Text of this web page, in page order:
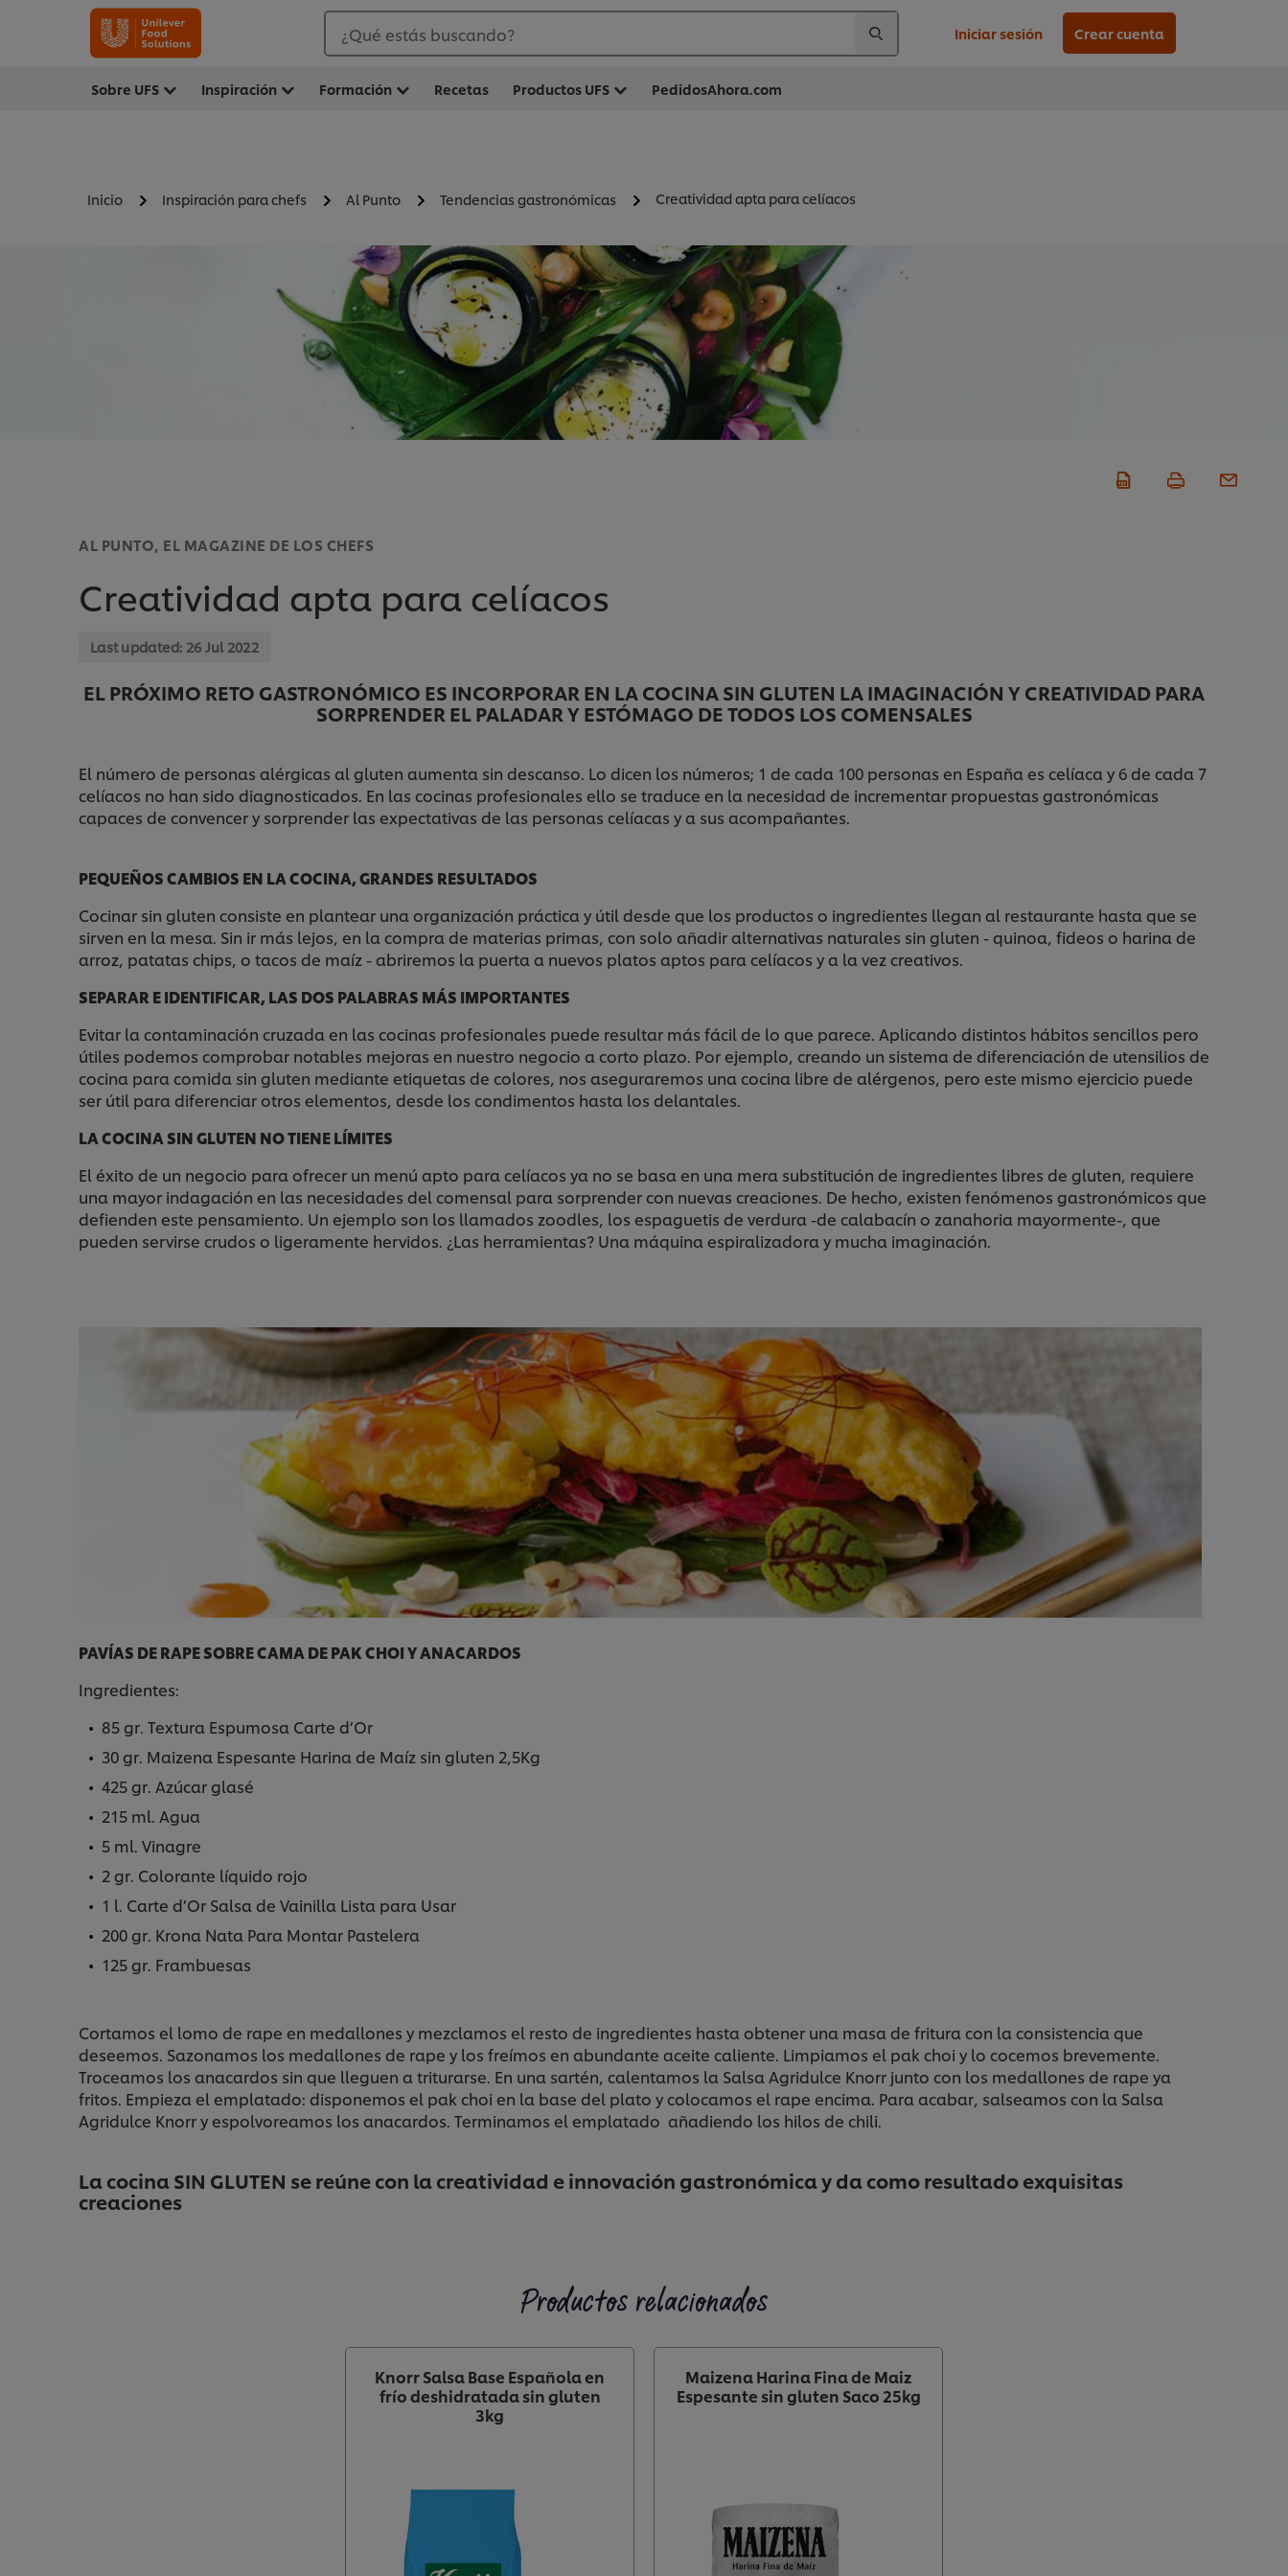
¿Qué estás buscando? Iniciar sesión Crear cuenta
Sobre UFS Inspiración Formación Recetas Productos UFS PedidosAhora.com
Inicio Inspiración para chefs Al Punto Tendencias gastronómicas Creatividad apta para celíacos
AL PUNTO, EL MAGAZINE DE LOS CHEFS
Creatividad apta para celíacos
Last updated: 26 Jul 2022
EL PRÓXIMO RETO GASTRONÓMICO ES INCORPORAR EN LA COCINA SIN GLUTEN LA IMAGINACIÓN Y CREATIVIDAD PARA
SORPRENDER EL PALADAR Y ESTÓMAGO DE TODOS LOS COMENSALES
El número de personas alérgicas al gluten aumenta sin descanso. Lo dicen los números; 1 de cada 100 personas en España es celíaca y 6 de cada 7
celíacos no han sido diagnosticados. En las cocinas profesionales ello se traduce en la necesidad de incrementar propuestas gastronómicas
capaces de convencer y sorprender las expectativas de las personas celíacas y a sus acompañantes.
PEQUEÑOS CAMBIOS EN LA COCINA, GRANDES RESULTADOS
Cocinar sin gluten consiste en plantear una organización práctica y útil desde que los productos o ingredientes llegan al restaurante hasta que se
sirven en la mesa. Sin ir más lejos, en la compra de materias primas, con solo añadir alternativas naturales sin gluten - quinoa, fideos o harina de
arroz, patatas chips, o tacos de maíz - abriremos la puerta a nuevos platos aptos para celíacos y a la vez creativos.
SEPARAR E IDENTIFICAR, LAS DOS PALABRAS MÁS IMPORTANTES
Evitar la contaminación cruzada en las cocinas profesionales puede resultar más fácil de lo que parece. Aplicando distintos hábitos sencillos pero
útiles podemos comprobar notables mejoras en nuestro negocio a corto plazo. Por ejemplo, creando un sistema de diferenciación de utensilios de
cocina para comida sin gluten mediante etiquetas de colores, nos aseguraremos una cocina libre de alérgenos, pero este mismo ejercicio puede
ser útil para diferenciar otros elementos, desde los condimentos hasta los delantales.
LA COCINA SIN GLUTEN NO TIENE LÍMITES
El éxito de un negocio para ofrecer un menú apto para celíacos ya no se basa en una mera substitución de ingredientes libres de gluten, requiere
una mayor indagación en las necesidades del comensal para sorprender con nuevas creaciones. De hecho, existen fenómenos gastronómicos que
defienden este pensamiento. Un ejemplo son los llamados zoodles, los espaguetis de verdura -de calabacín o zanahoria mayormente-, que
pueden servirse crudos o ligeramente hervidos. ¿Las herramientas? Una máquina espiralizadora y mucha imaginación.
PAVÍAS DE RAPE SOBRE CAMA DE PAK CHOI Y ANACARDOS
Ingredientes:
85 gr. Textura Espumosa Carte d’Or
30 gr. Maizena Espesante Harina de Maíz sin gluten 2,5Kg
425 gr. Azúcar glasé
215 ml. Agua
5 ml. Vinagre
2 gr. Colorante líquido rojo
1 l. Carte d’Or Salsa de Vainilla Lista para Usar
200 gr. Krona Nata Para Montar Pastelera
125 gr. Frambuesas
Cortamos el lomo de rape en medallones y mezclamos el resto de ingredientes hasta obtener una masa de fritura con la consistencia que
deseemos. Sazonamos los medallones de rape y los freímos en abundante aceite caliente. Limpiamos el pak choi y lo cocemos brevemente.
Troceamos los anacardos sin que lleguen a triturarse. En una sartén, calentamos la Salsa Agridulce Knorr junto con los medallones de rape ya
fritos. Empieza el emplatado: disponemos el pak choi en la base del plato y colocamos el rape encima. Para acabar, salseamos con la Salsa
Agridulce Knorr y espolvoreamos los anacardos. Terminamos el emplatado añadiendo los hilos de chili.
La cocina SIN GLUTEN se reúne con la creatividad e innovación gastronómica y da como resultado exquisitas
creaciones
Productos relacionados
Knorr Salsa Base Española en
frío deshidratada sin gluten
3kg
Maizena Harina Fina de Maiz
Espesante sin gluten Saco 25kg